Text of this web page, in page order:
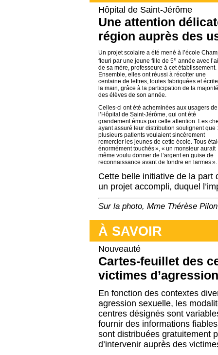
Hôpital de Saint-Jérôme
Une attention
région auprès des
Un projet scolaire a été mené à l’école
fleuri par une jeune fille de 5e année avec
de sa mère, professeure à cet établissement.
Ensemble, elles ont réussi à récolter une
centaine de lettres, toutes fabriquées et
la main, grâce à la participation de la majorité
des élèves de son année.
Celles-ci ont été acheminées aux usagers de
l’Hôpital de Saint-Jérôme, qui ont été
grandement émus par cette attention. Les
ayant assuré leur distribution soulignent que
plusieurs patients voulaient sincèrement
remercier les jeunes de cette école. Tous
énormément touchés », « un monsieur aurait
même voulu donner de l’argent en guise de
reconnaissance avant de fondre en larmes ».
Cette belle initiative de la part
un projet accompli, duquel
Sur la photo, Mme Thérèse
À SAVOIR
Nouveauté
Cartes-feuillet des
victimes
En fonction des contextes
agression sexuelle, les
centres désignés sont
fournir des informations
sont distribuées gratuitement
d’intervenir auprès des